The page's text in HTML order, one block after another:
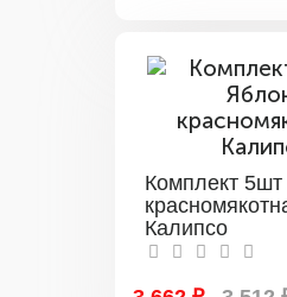
Комплект
Калипсо